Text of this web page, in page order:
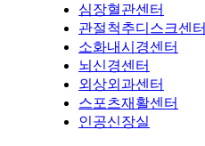
심장혈관센터
관절척추디스크센터
소화내시경센터
뇌신경센터
외상외과센터
스포츠재활센터
인공신장실